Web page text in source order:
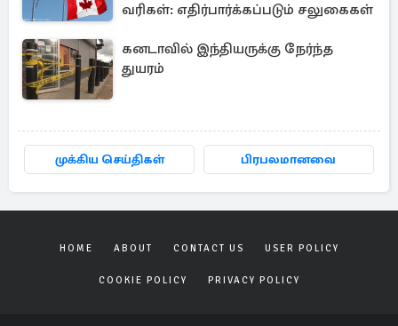
வரிகள்: எதிர்பார்க்கப்படும் சலுகைகள்
கனடாவில் இந்தியருக்கு நேர்ந்த
துயரம்
முக்கிய செய்திகள் பிரபலமானவை
HOME ABOUT CONTACT US USER POLICY
COOKIE POLICY PRIVACY POLICY